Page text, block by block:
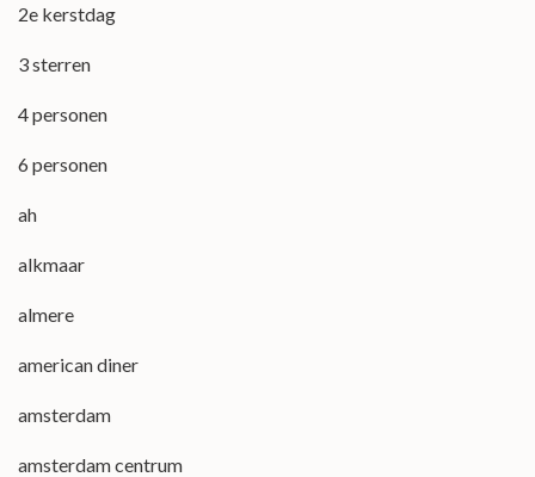
2e kerstdag
3 sterren
4 personen
6 personen
ah
alkmaar
almere
american diner
amsterdam
amsterdam centrum